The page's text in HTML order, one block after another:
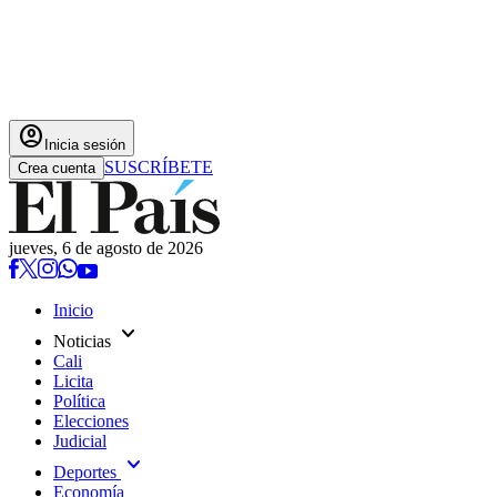
account_circle Inicia sesión
Crea cuenta SUSCRÍBETE
jueves, 6 de agosto de 2026
Inicio
Noticias expand_more
Cali
Licita
Política
Elecciones
Judicial
Deportes expand_more
Economía